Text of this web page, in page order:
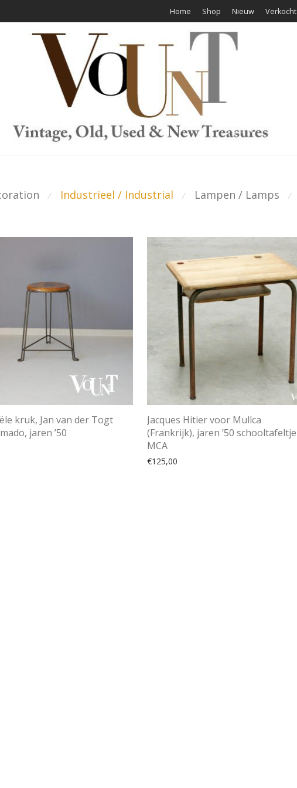
Home Shop Nieuw Verkocht
⁄ Industrieel / Industrial ⁄ Lampen / Lamps ⁄
kruk, Jan van der Togt
jaren ’50
Jacques Hitier voor Mullca
(Frankrijk), jaren ’50 schooltafeltje
MCA
€125,00